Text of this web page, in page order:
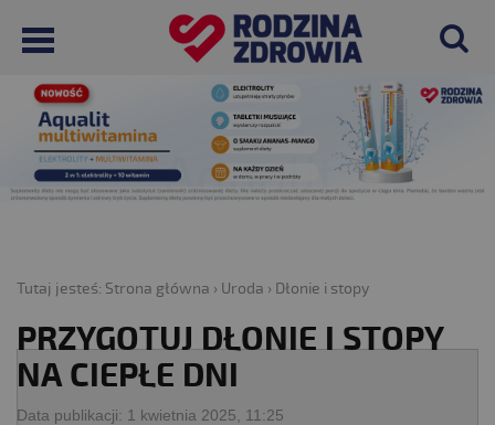
Tutaj jesteś: Strona główna › Uroda › Dłonie i stopy
PRZYGOTUJ DŁONIE I STOPY
NA CIEPŁE DNI
Data publikacji: 1 kwietnia 2025, 11:25